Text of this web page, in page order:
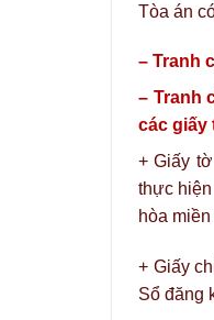
Tòa án
– Tranh
– Tranh
các giấy
+ Giấy
thực
hòa
+ Giấy
Sổ đăng